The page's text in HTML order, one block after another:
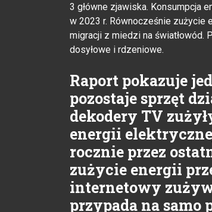
3 główne zjawiska. Konsumpcja
w 2023 r. Równocześnie zużycie
migracji z miedzi na
dosyłowe i rdzeniowe.
Raport pokazuje
pozostaje sprzęt
dekodery TV
energii
rocznie przez
zużycie energii
internetowy
przypada na samo